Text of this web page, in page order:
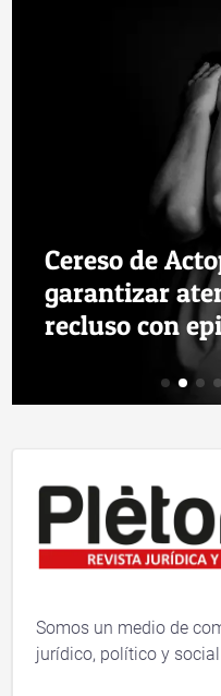
Cereso de
garantizar
recluso con
Somos un medio de
jurídico, político y social